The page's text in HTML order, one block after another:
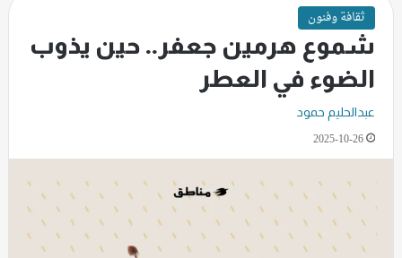
ثقافة وفنون
شموع هرمين جعفر.. حين يذوب
الضوء في العطر
عبدالحليم حمود
2025-10-26